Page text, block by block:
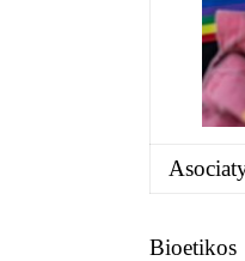
Bioetikos